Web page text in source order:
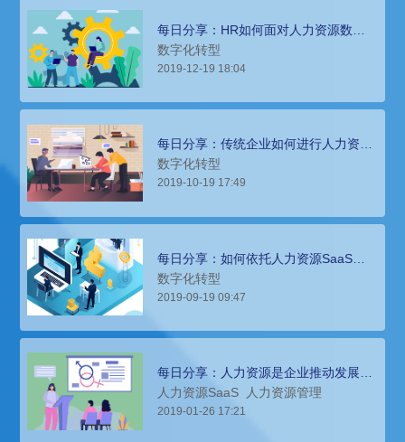
每日分享：HR如何面对人力资源数字
化转型？
数字化转型
2019-12-19 18:04
每日分享：传统企业如何进行人力资源
数字化转型？
数字化转型
2019-10-19 17:49
每日分享：如何依托人力资源SaaS完
成人力资源数字化转型
数字化转型
2019-09-19 09:47
每日分享：人力资源是企业推动发展及
管理的重要资源
人力资源SaaS 人力资源管理
2019-01-26 17:21